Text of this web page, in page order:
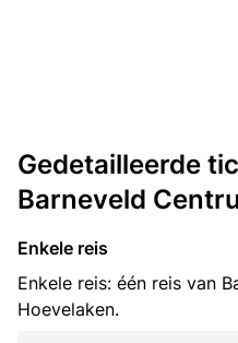
Gedetailleerde
Barneveld
Enkele reis
Enkele reis: één reis van
Hoevelaken.